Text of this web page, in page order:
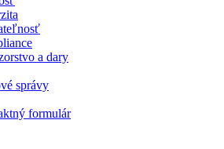
a dary
správy
formulár